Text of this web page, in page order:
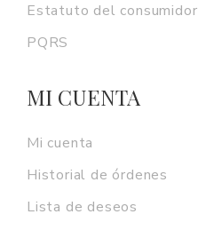
Estatuto del consumidor
PQRS
MI CUENTA
Mi cuenta
Historial de órdenes
Lista de deseos